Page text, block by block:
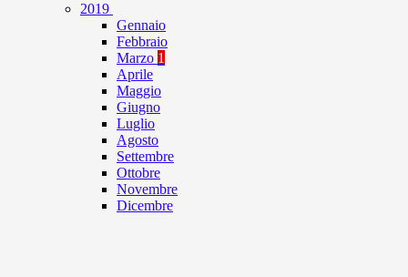
2019
Gennaio
Febbraio
Marzo 1
Aprile
Maggio
Giugno
Luglio
Agosto
Settembre
Ottobre
Novembre
Dicembre